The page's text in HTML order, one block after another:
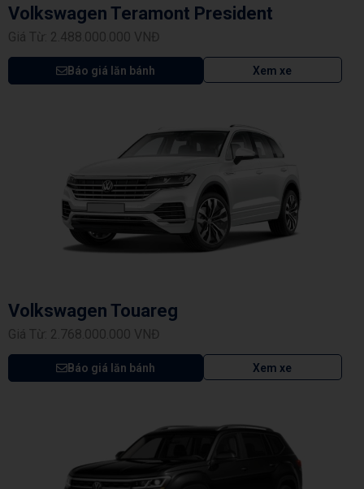
Volkswagen Teramont President
Giá Từ: 2.488.000.000 VNĐ
Báo giá lăn bánh Xem xe
Volkswagen Touareg
Giá Từ: 2.768.000.000 VNĐ
Báo giá lăn bánh Xem xe